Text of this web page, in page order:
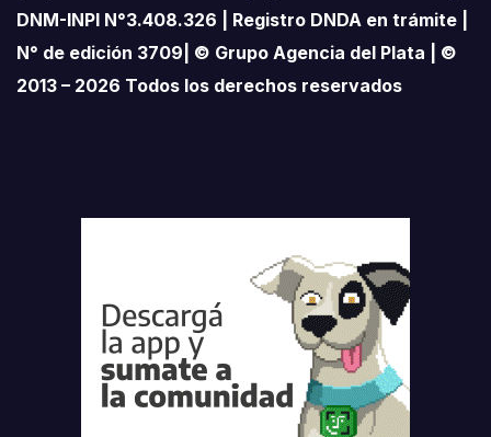
DNM-INPI N°3.408.326 | Registro DNDA en trámite |
N° de edición 3709| © Grupo Agencia del Plata | ©
2013 – 2026 Todos los derechos reservados